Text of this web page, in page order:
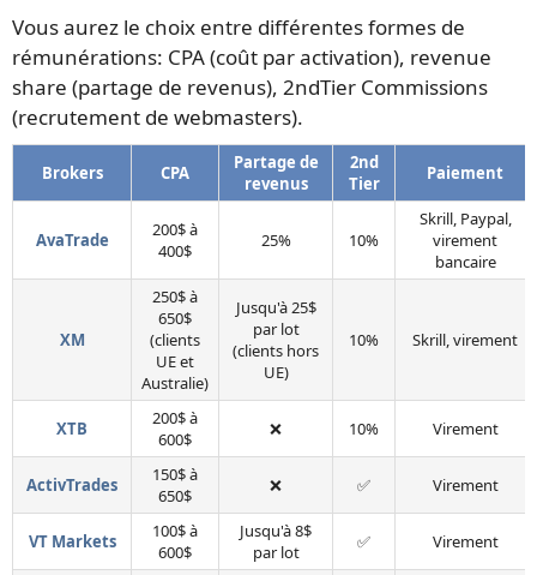
Vous aurez le choix entre différentes formes de
rémunérations: CPA (coût par activation), revenue
share (partage de revenus), 2ndTier Commissions
(recrutement de webmasters).
Brokers CPA
Partage de
revenus
2nd
Tier
Paiement
AvaTrade
200$ à
400$
25% 10%
Skrill, Paypal,
virement
bancaire
XM
250$ à
650$
(clients
UE et
Australie)
Jusqu'à 25$
par lot
(clients hors
UE)
10% Skrill, virement
XTB
200$ à
600$
❌ 10% Virement
ActivTrades
150$ à
650$
❌ ✅ Virement
VT Markets
100$ à
600$
Jusqu'à 8$
par lot
✅ Virement